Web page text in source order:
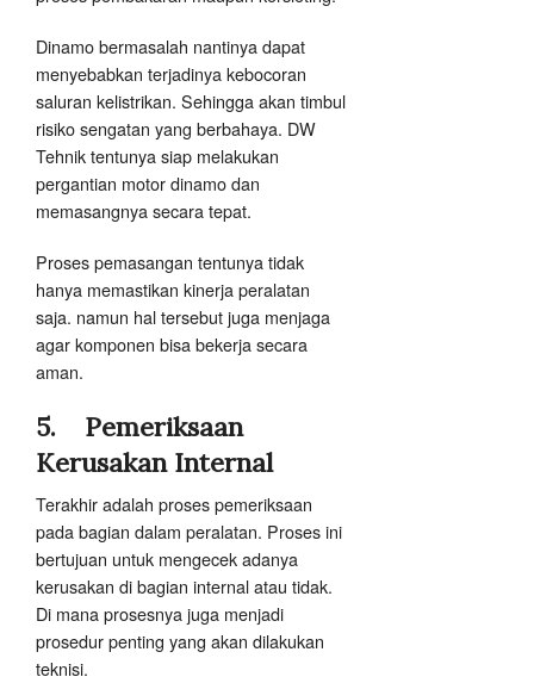
Dinamo bermasalah nantinya dapat
menyebabkan terjadinya kebocoran
saluran kelistrikan. Sehingga akan timbul
risiko sengatan yang berbahaya. DW
Tehnik tentunya siap melakukan
pergantian motor dinamo dan
memasangnya secara tepat.
Proses pemasangan tentunya tidak
hanya memastikan kinerja peralatan
saja. namun hal tersebut juga menjaga
agar komponen bisa bekerja secara
aman.
5. Pemeriksaan
Kerusakan Internal
Terakhir adalah proses pemeriksaan
pada bagian dalam peralatan. Proses ini
bertujuan untuk mengecek adanya
kerusakan di bagian internal atau tidak.
Di mana prosesnya juga menjadi
prosedur penting yang akan dilakukan
teknisi.